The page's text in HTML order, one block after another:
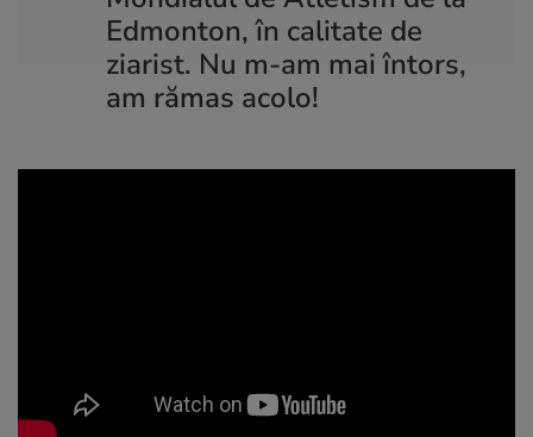
Edmonton, în calitate de
ziarist. Nu m-am mai întors,
am rămas acolo!